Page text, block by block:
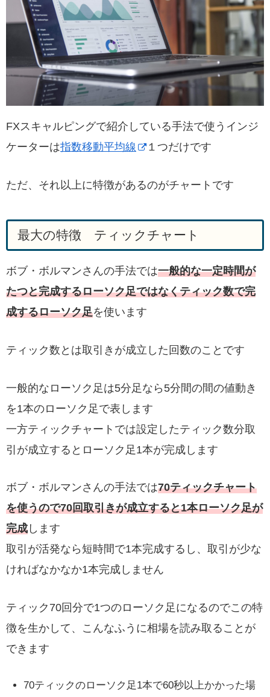
FXスキャルピングで紹介している手法で使うインジ
ケーターは指数移動平均線 １つだけです
ただ、それ以上に特徴があるのがチャートです
最大の特徴 ティックチャート
ボブ・ボルマンさんの手法では一般的な一定時間が
たつと完成するローソク足ではなくティック数で完
成するローソク足を使います
ティック数とは取引きが成立した回数のことです
一般的なローソク足は5分足なら5分間の間の値動き
を1本のローソク足で表します
一方ティックチャートでは設定したティック数分取
引が成立するとローソク足1本が完成します
ボブ・ボルマンさんの手法では70ティックチャート
を使うので70回取引きが成立すると1本ローソク足が
完成 します
取引が活発なら短時間で1本完成するし、取引が少な
ければなかなか1本完成しません
ティック70回分で1つのローソク足になるのでこの特
徴を生かして、こんなふうに相場を読み取ることが
できます
70ティックのローソク足1本で60秒以上かかった場